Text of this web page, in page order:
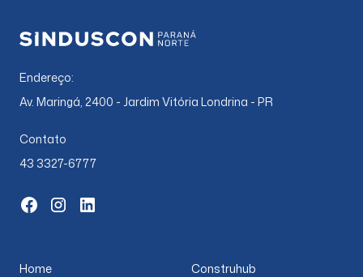
Endereço:
Av. Maringá, 2400 - Jardim Vitória Londrina - PR
Contato
43 3327-6777
Home
Construhub